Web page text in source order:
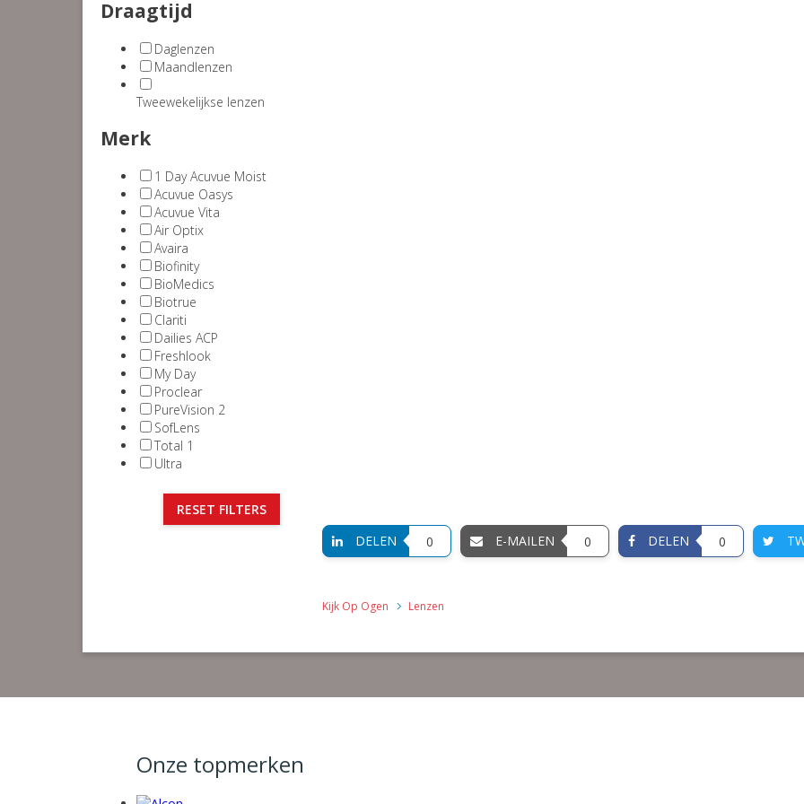
Draagtijd
Daglenzen
Maandlenzen
Tweewekelijkse lenzen
Merk
1 Day Acuvue Moist
Acuvue Oasys
Acuvue Vita
Air Optix
Avaira
Biofinity
BioMedics
Biotrue
Clariti
Dailies ACP
Freshlook
My Day
Proclear
PureVision 2
SofLens
Total 1
Ultra
RESET FILTERS
DELEN 0 E-MAILEN 0 DELEN 0
Kijk Op Ogen Lenzen
Onze topmerken